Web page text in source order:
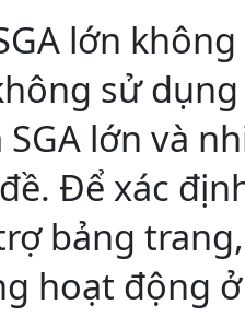
lớn
sử
lớn và
Để xác
bảng
hoạt động